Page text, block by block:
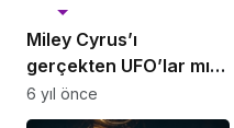
Sana ne ya da kime ne!
Miley Cyrus’ı
gerçekten UFO’lar mı
kovaladı?
6 yıl önce